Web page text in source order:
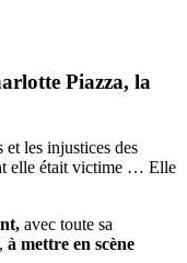
Piazza, la
et les injustices des
elle était victime … Elle
avec toute sa
à mettre en scène